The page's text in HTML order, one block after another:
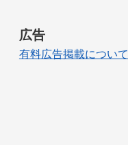
広告
有料広告掲載について